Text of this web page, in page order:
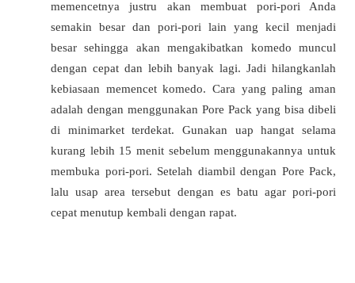
memencetnya justru akan membuat pori-pori Anda
semakin besar dan pori-pori lain yang kecil menjadi
besar sehingga akan mengakibatkan komedo muncul
dengan cepat dan lebih banyak lagi. Jadi hilangkanlah
kebiasaan memencet komedo. Cara yang paling aman
adalah dengan menggunakan Pore Pack yang bisa dibeli
di minimarket terdekat. Gunakan uap hangat selama
kurang lebih 15 menit sebelum menggunakannya untuk
membuka pori-pori. Setelah diambil dengan Pore Pack,
lalu usap area tersebut dengan es batu agar pori-pori
cepat menutup kembali dengan rapat.